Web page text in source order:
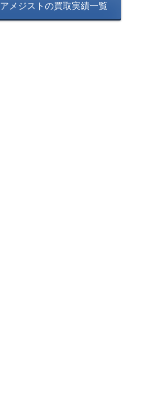
アメジストの買取実績一覧